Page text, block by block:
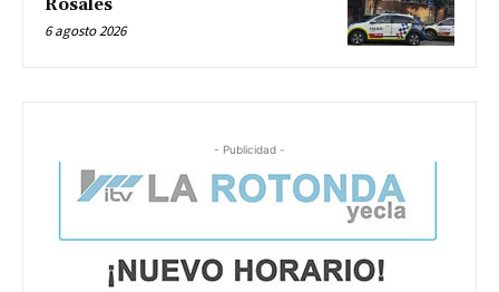
Rosales
6 agosto 2026
- Publicidad -